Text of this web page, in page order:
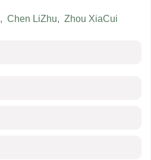
, Chen LiZhu, Zhou XiaCui